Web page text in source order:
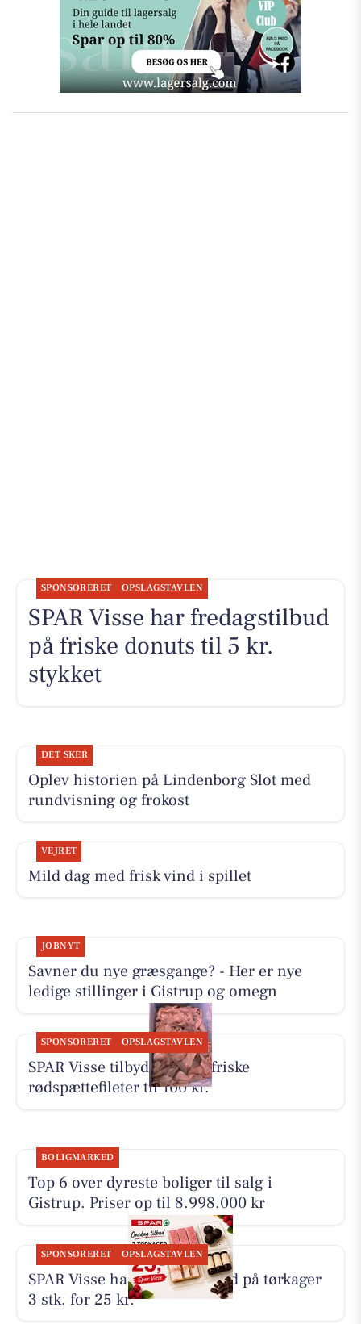
SPONSORERET OPSLAGSTAVLEN
SPAR Visse har fredagstilbud
på friske donuts til 5 kr.
stykket
DET SKER
Oplev historien på Lindenborg Slot med
rundvisning og frokost
VEJRET
Mild dag med frisk vind i spillet
JOBNYT
Savner du nye græsgange? - Her er nye
ledige stillinger i Gistrup og omegn
SPONSORERET OPSLAGSTAVLEN
SPAR Visse tilbyder 500 g friske
rødspættefileter til 100 kr.
BOLIGMARKED
Top 6 over dyreste boliger til salg i
Gistrup. Priser op til 8.998.000 kr
SPONSORERET OPSLAGSTAVLEN
SPAR Visse har onsdagstilbud på tørkager
3 stk. for 25 kr.